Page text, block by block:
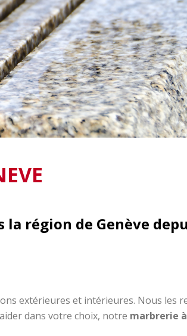
région de Genève
extérieures et intérieures. Nous les
dans votre choix, notre marbrerie